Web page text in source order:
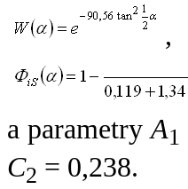
,
a parametryA1
C2 = 0,238.